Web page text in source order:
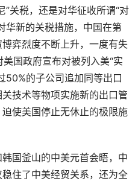
”关税，还是对华征收所谓“对
华新的关税措施，中国在第
弈烈度不断上升，一度有失
国政府宣布对被列入美“实
50%的子公司追加同等出口
技术等物项实施新的出口管
使美国停止无休止的极限施
国釜山的中美元首会晤，中
住了中美经贸关系，还为全